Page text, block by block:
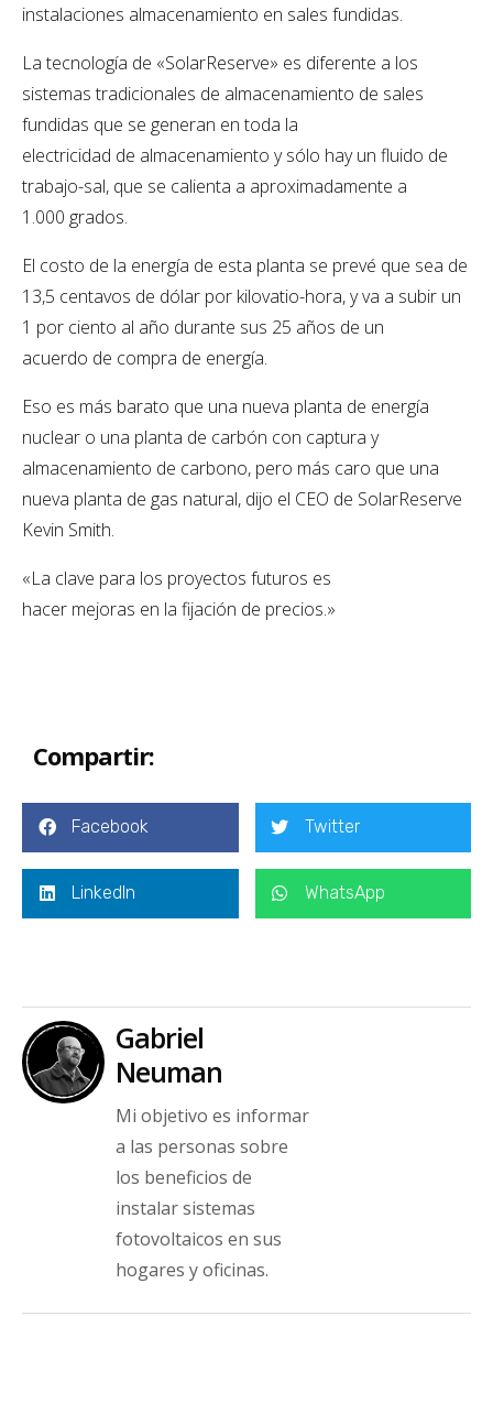
instalaciones almacenamiento en sales fundidas.
La tecnología de «SolarReserve» es diferente a los
sistemas tradicionales de almacenamiento de sales
fundidas que se generan en toda la
electricidad de almacenamiento y sólo hay un fluido de
trabajo-sal, que se calienta a aproximadamente a
1.000 grados.
El costo de la energía de esta planta se prevé que sea de
13,5 centavos de dólar por kilovatio-hora, y va a subir un
1 por ciento al año durante sus 25 años de un
acuerdo de compra de energía.
Eso es más barato que una nueva planta de energía
nuclear o una planta de carbón con captura y
almacenamiento de carbono, pero más caro que una
nueva planta de gas natural, dijo el CEO de SolarReserve
Kevin Smith.
«La clave para los proyectos futuros es
hacer mejoras en la fijación de precios.»
Compartir:
Facebook Twitter
LinkedIn WhatsApp
Gabriel
Neuman
Mi objetivo es informar
a las personas sobre
los beneficios de
instalar sistemas
fotovoltaicos en sus
hogares y oficinas.